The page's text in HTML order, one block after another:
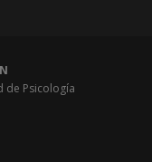
de Psicología